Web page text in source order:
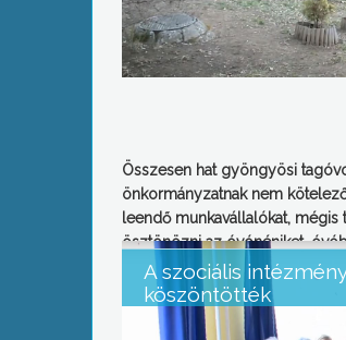
Összesen hat gyöngyösi
önkormányzatnak nem
leendő munkavállalókat,
ösztönözni az óvónéniket,
A szociális
köszöntötték